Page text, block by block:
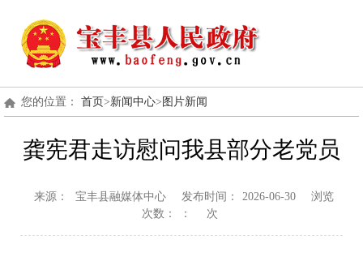
您的位置： 首页>新闻中心> 图片新闻
龚宪君走访慰问我县部分老党员
来源： 宝丰县融媒体中心 发布时间： 2026-06-30
浏览
次数：
： 次